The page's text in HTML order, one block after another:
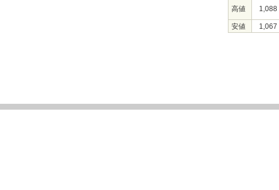
高値 1,088
安値 1,067